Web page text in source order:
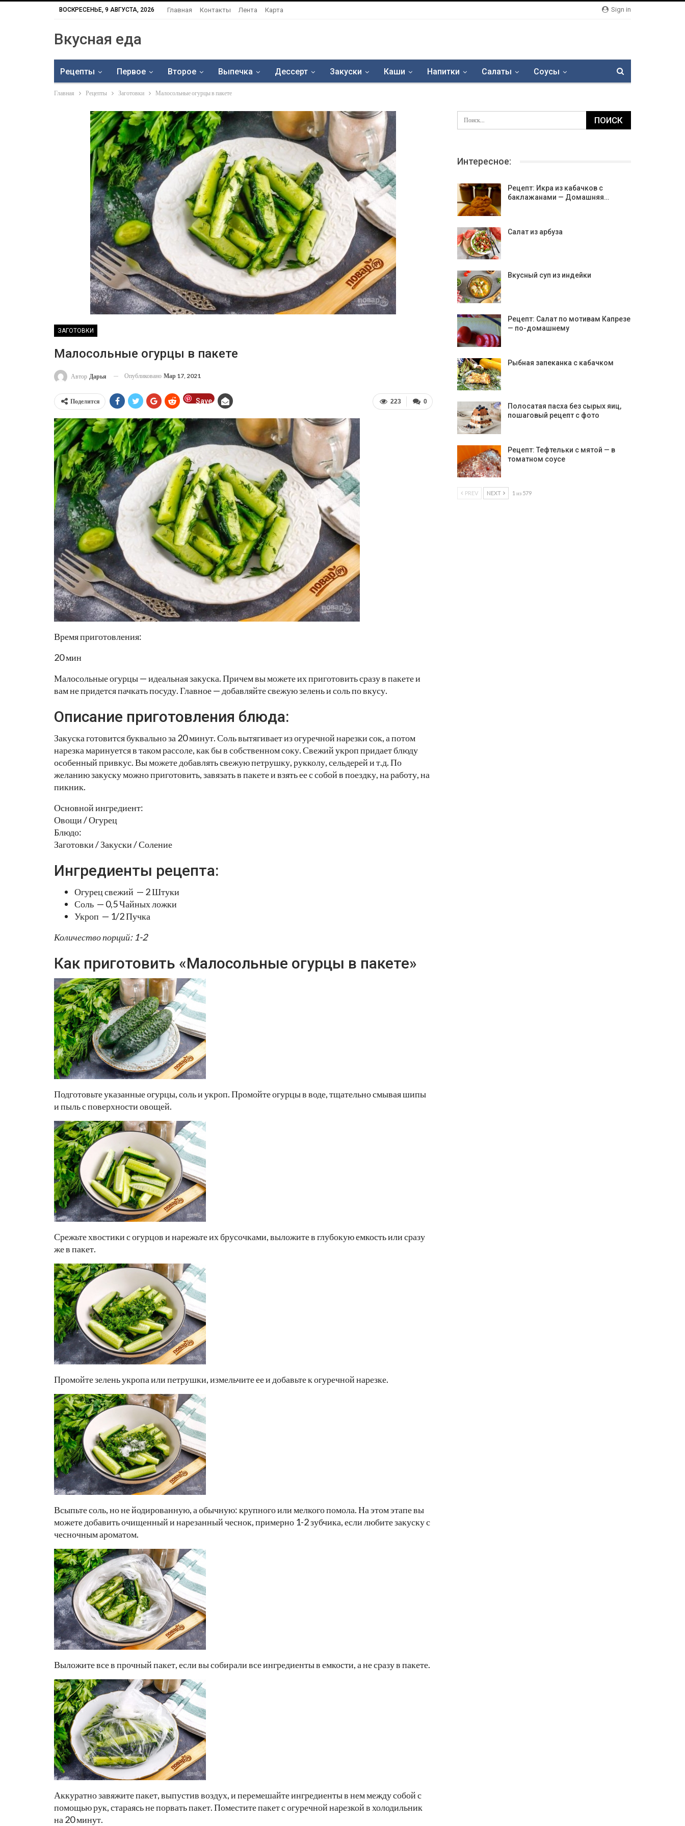
Sign in
ВОСКРЕСЕНЬЕ, 9 АВГУСТА, 2026 Главная Контакты Лента Карта
Вкусная еда
Рецепты Первое Второе Выпечка Дессерт Закуски Каши Напитки Салаты Соусы
Главная Рецепты Заготовки Малосольные огурцы в пакете
ЗАГОТОВКИ
Малосольные огурцы в пакете
Автор Дарья Опубликовано Мар 17, 2021
0
223
Поделится Save
Время приготовления:
20 мин
Малосольные огурцы — идеальная закуска. Причем вы можете их приготовить сразу в пакете и
вам не придется пачкать посуду. Главное — добавляйте свежую зелень и соль по вкусу.
Описание приготовления блюда:
Закуска готовится буквально за 20 минут. Соль вытягивает из огуречной нарезки сок, а потом
нарезка маринуется в таком рассоле, как бы в собственном соку. Свежий укроп придает блюду
особенный привкус. Вы можете добавлять свежую петрушку, рукколу, сельдерей и т.д. По
желанию закуску можно приготовить, завязать в пакете и взять ее с собой в поездку, на работу, на
пикник.
Основной ингредиент:
Овощи / Огурец
Блюдо:
Заготовки / Закуски / Соление
Ингредиенты рецепта:
Огурец свежий — 2 Штуки
Соль — 0,5 Чайных ложки
Укроп — 1/2 Пучка
Количество порций: 1-2
Как приготовить «Малосольные огурцы в пакете»
Подготовьте указанные огурцы, соль и укроп. Промойте огурцы в воде, тщательно смывая шипы
и пыль с поверхности овощей.
Срежьте хвостики с огурцов и нарежьте их брусочками, выложите в глубокую емкость или сразу
же в пакет.
Промойте зелень укропа или петрушки, измельчите ее и добавьте к огуречной нарезке.
Всыпьте соль, но не йодированную, а обычную: крупного или мелкого помола. На этом этапе вы
можете добавить очищенный и нарезанный чеснок, примерно 1-2 зубчика, если любите закуску с
чесночным ароматом.
Выложите все в прочный пакет, если вы собирали все ингредиенты в емкости, а не сразу в пакете.
Аккуратно завяжите пакет, выпустив воздух, и перемешайте ингредиенты в нем между собой с
помощью рук, стараясь не порвать пакет. Поместите пакет с огуречной нарезкой в холодильник
на 20 минут.
Интересное:
Рецепт: Икра из кабачков с
баклажанами — Домашняя…
Салат из арбуза
Вкусный суп из индейки
Рецепт: Салат по мотивам Капрезе
— по-домашнему
Рыбная запеканка с кабачком
Полосатая пасха без сырых яиц,
пошаговый рецепт с фото
Рецепт: Тефтельки с мятой — в
томатном соусе
PREV NEXT 1 из 579